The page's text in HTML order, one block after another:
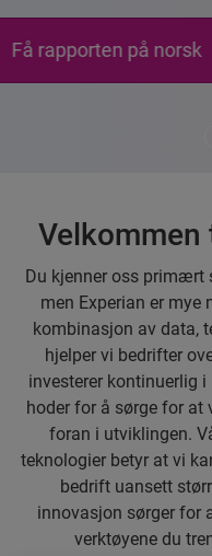
Meld deg på vår
Velkommen
Du kjenner oss primært
men Experian er mye
kombinasjon av data,
hjelper vi bedrifter
investerer kontinuerlig
hoder for å sørge for at
foran i utviklingen.
teknologier betyr at vi
bedrift uansett
innovasjon sørger for
verktøyene du